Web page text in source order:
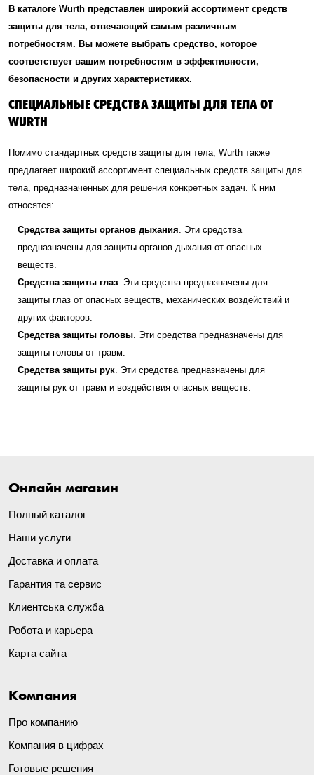
В каталоге Wurth представлен широкий ассортимент средств
защиты для тела, отвечающий самым различным
потребностям. Вы можете выбрать средство, которое
соответствует вашим потребностям в эффективности,
безопасности и других характеристиках.
СПЕЦИАЛЬНЫЕ СРЕДСТВА ЗАЩИТЫ ДЛЯ ТЕЛА ОТ
WURTH
Помимо стандартных средств защиты для тела, Wurth также
предлагает широкий ассортимент специальных средств защиты для
тела, предназначенных для решения конкретных задач. К ним
относятся:
Средства защиты органов дыхания. Эти средства
предназначены для защиты органов дыхания от опасных
веществ.
Средства защиты глаз. Эти средства предназначены для
защиты глаз от опасных веществ, механических воздействий и
других факторов.
Средства защиты головы. Эти средства предназначены для
защиты головы от травм.
Средства защиты рук. Эти средства предназначены для
защиты рук от травм и воздействия опасных веществ.
Онлайн магазин
Полный каталог
Наши услуги
Доставка и оплата
Гарантия та сервис
Клиентська служба
Робота и карьера
Карта сайта
Компания
Про компанию
Компания в цифрах
Готовые решения